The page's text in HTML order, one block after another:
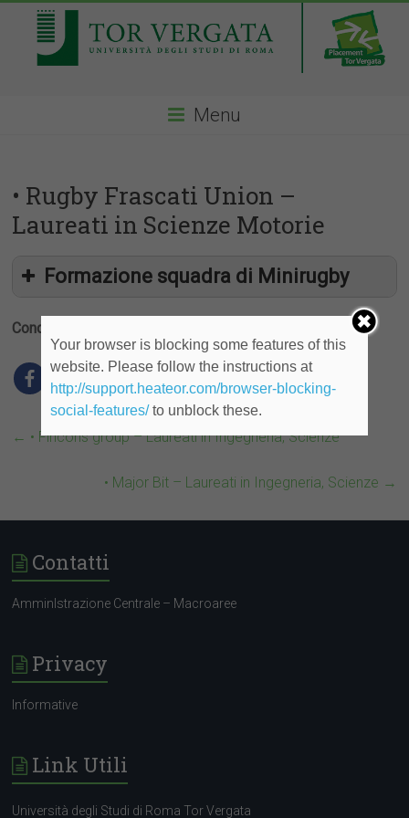
Menu
• Rugby Frascati Union –
Laureati in Scienze Motorie
Formazione squadra di Minirugby
Condividi
← • Fincons group – Laureati in Ingegneria, Scienze
• Major Bit – Laureati in Ingegneria, Scienze →
Contatti
AmminIstrazione Centrale – Macroaree
Privacy
Informative
Link Utili
Università degli Studi di Roma Tor Vergata
Your browser is blocking some features of this
website. Please follow the instructions at
http://support.heateor.com/browser-blocking-
social-features/to unblock these.